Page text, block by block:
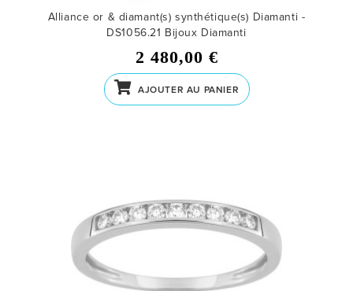
Alliance or & diamant(s) synthétique(s) Diamanti -
DS1056.21 Bijoux Diamanti
2 480,00 €
AJOUTER AU PANIER